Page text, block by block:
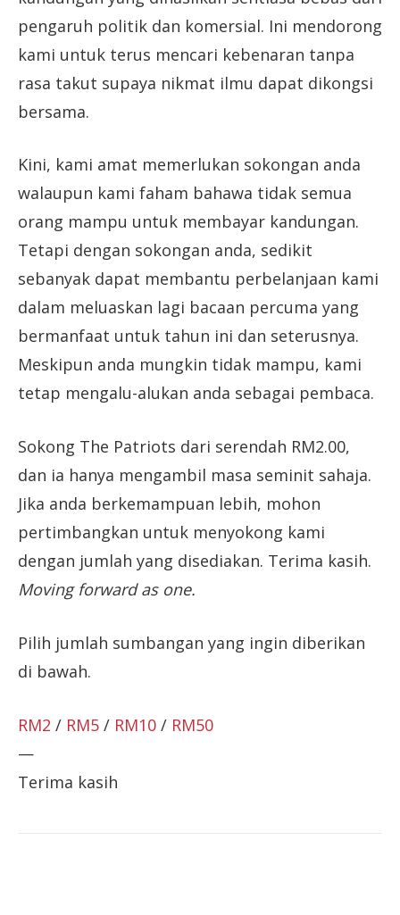
pengaruh politik dan komersial. Ini mendorong
kami untuk terus mencari kebenaran tanpa
rasa takut supaya nikmat ilmu dapat dikongsi
bersama.
Kini, kami amat memerlukan sokongan anda
walaupun kami faham bahawa tidak semua
orang mampu untuk membayar kandungan.
Tetapi dengan sokongan anda, sedikit
sebanyak dapat membantu perbelanjaan kami
dalam meluaskan lagi bacaan percuma yang
bermanfaat untuk tahun ini dan seterusnya.
Meskipun anda mungkin tidak mampu, kami
tetap mengalu-alukan anda sebagai pembaca.
Sokong The Patriots dari serendah RM2.00,
dan ia hanya mengambil masa seminit sahaja.
Jika anda berkemampuan lebih, mohon
pertimbangkan untuk menyokong kami
dengan jumlah yang disediakan. Terima kasih.
Moving forward as one.
Pilih jumlah sumbangan yang ingin diberikan
di bawah.
RM2 / RM5 / RM10 / RM50
—
Terima kasih